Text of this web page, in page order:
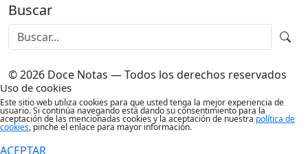
Buscar
© 2026 Doce Notas — Todos los derechos reservados
Uso de cookies
Este sitio web utiliza cookies para que usted tenga la mejor experiencia de
usuario. Si continúa navegando está dando su consentimiento para la
aceptación de las mencionadas cookies y la aceptación de nuestra política de
cookies, pinche el enlace para mayor información.
ACEPTAR